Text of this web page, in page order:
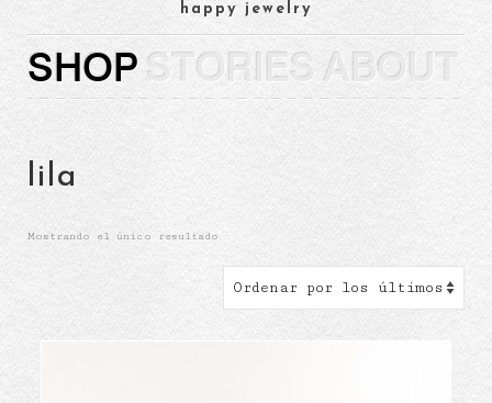
happy jewelry
SHOP STORIES ABOUT
lila
Mostrando el único resultado